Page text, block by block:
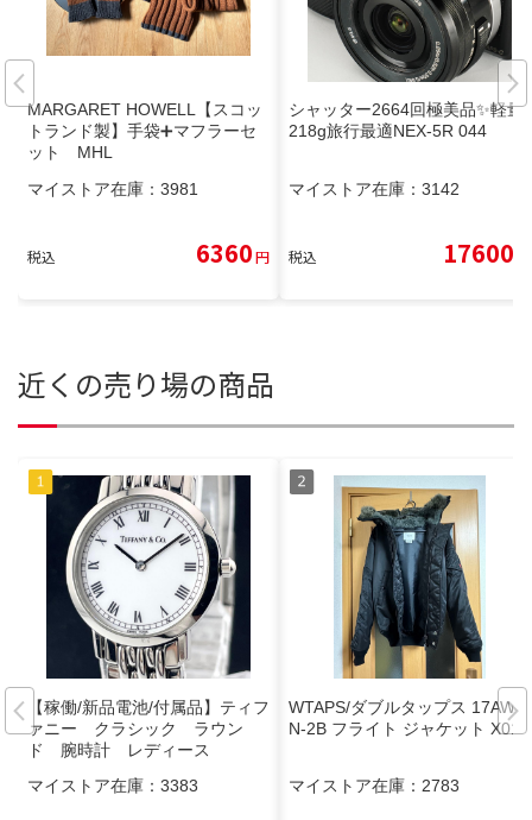
MARGARET HOWELL【スコッ
トランド製】手袋➕マフラーセ
ット MHL
マイストア在庫： 3981
税込 6360円
シャッター2664回極美品✨軽量
218g旅行最適NEX-5R 044
マイストア在庫： 3142
税込 17600
近くの売り場の商品
【稼働/新品電池/付属品】ティフ
ァニー クラシック ラウン
ド 腕時計 レディース
マイストア在庫： 3383
WTAPS/ダブルタップス 17AW
N-2B フライト ジャケット X01
マイストア在庫： 2783